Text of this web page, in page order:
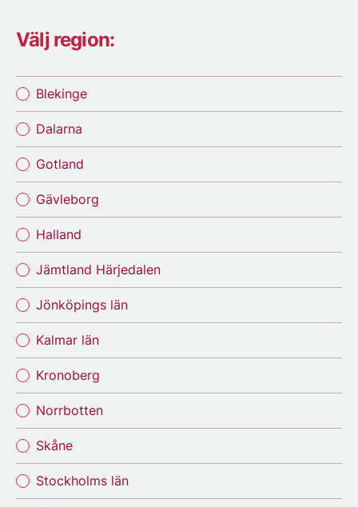
Välj region:
Blekinge
Dalarna
Gotland
Gävleborg
Halland
Jämtland Härjedalen
Jönköpings län
Kalmar län
Kronoberg
Norrbotten
Skåne
Stockholms län